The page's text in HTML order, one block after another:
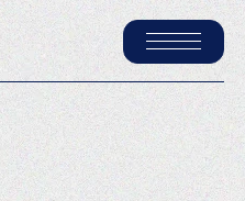
ントについて